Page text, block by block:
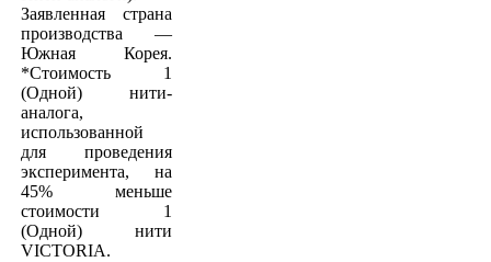
Заявленная страна
производства —
Южная Корея.
*Стоимость 1
(Одной) нити-
аналога,
использованной
для проведения
эксперимента, на
45% меньше
стоимости 1
(Одной) нити
VICTORIA.